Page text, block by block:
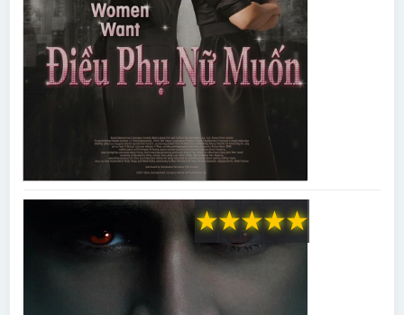
★
★
★
★
★